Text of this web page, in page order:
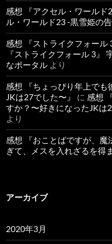
感想 『アクセル・ワールド
ル・ワールド23 -黒雪姫の
感想 『ストライクフォール
『ストライクフォール 3』
なポータル より
感想 『ちょっぴり年上でも
JKは27でした〜』
に 感想
すか？〜好きになったJKは
より
感想 『おことばですが、魔
ぎて、メスを入れざるを得
アーカイブ
2020年3月